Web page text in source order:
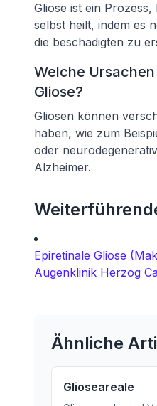
Gliose ist ein Prozess,
selbst heilt, indem es
die beschädigten zu
Welche
Gliose?
Gliosen können
haben, wie zum
oder
Alzheimer.
Epiretinale Gliose
Augenklinik Herzog
Ähnliche
Glioseareale